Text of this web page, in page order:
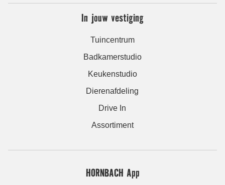
In jouw vestiging
Tuincentrum
Badkamerstudio
Keukenstudio
Dierenafdeling
Drive In
Assortiment
HORNBACH App